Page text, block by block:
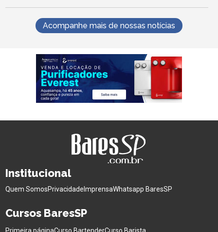
Acompanhe mais de nossas notícias
Institucional
Quem SomosPrivacidade ImprensaWhatsapp BaresSP
Cursos BaresSP